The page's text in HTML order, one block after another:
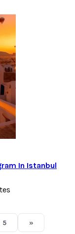
In Istanbul
5 »